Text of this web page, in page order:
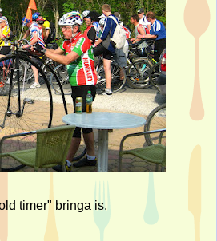
timer" bringa is.